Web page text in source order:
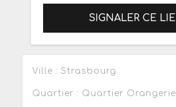
SIGNALER CE
Ville : Strasbourg
Quartier : Quartier Orangerie